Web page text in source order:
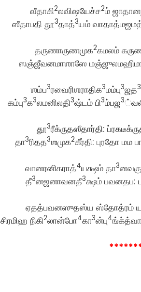
வீதாகி2லவிஷயேச்ச2ம்
ஸீதாபதி தூ3தாத்3யம்
தருணாருணமுக2கமலம்
ஸஞ்ஜீவனமாஶாஸே
ஶம்ப3ரவைரிஶராதிக3மம்பு3ஜத3
கம்பு3க3லமனிலதி3ஷ்டம் பி3ம்பஜ3
தூ3ரீக்ருதஸீதார்தி:
தா3ரிதத3ஶமுக2கீர்தி: புரதோ மம
வானரனிகராத்4யக்ஷம் தா3
தீ3னஜனாவனதீ3க்ஷம் பவனதப:
ஏதத்பவனஸுதஸ்ய ஸ்தோத்ரம்
சிரமிஹ நிகி2லான்போ4கா3ன்பு4ங்க்த்வா